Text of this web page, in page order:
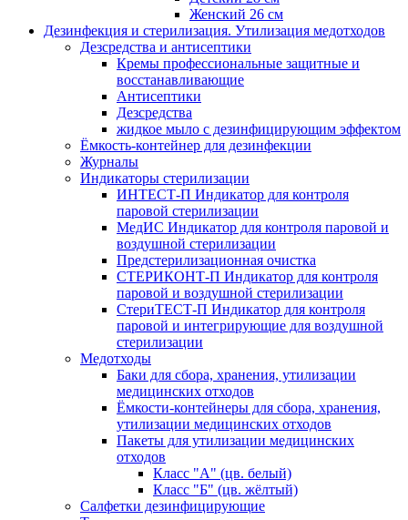
Женский 26 см
Дезинфекция и стерилизация. Утилизация медотходов
Дезсредства и антисептики
Кремы профессиональные защитные и
восстанавливающие
Антисептики
Дезсредства
жидкое мыло с дезинфицирующим эффектом
Ёмкость-контейнер для дезинфекции
Журналы
Индикаторы стерилизации
ИНТЕСТ-П Индикатор для контроля
паровой стерилизации
МедИС Индикатор для контроля паровой и
воздушной стерилизации
Предстерилизационная очистка
СТЕРИКОНТ-П Индикатор для контроля
паровой и воздушной стерилизации
СтериТЕСТ-П Индикатор для контроля
паровой и интегрирующие для воздушной
стерилизации
Медотходы
Баки для сбора, хранения, утилизации
медицинских отходов
Ёмкости-контейнеры для сбора, хранения,
утилизации медицинских отходов
Пакеты для утилизации медицинских
отходов
Класс "А" (цв. белый)
Класс "Б" (цв. жёлтый)
Салфетки дезинфицирующие